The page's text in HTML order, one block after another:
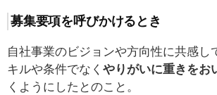
募集要項を呼びかけるとき
自社事業のビジョンや方向性に共感し
キルや条件でなく やりがいに重きをお
くようにしたとのこと。